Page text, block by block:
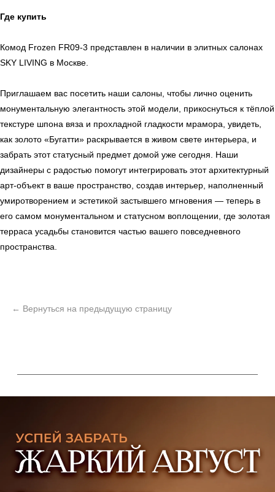
Где купить
Комод Frozen FR09-3 представлен в наличии в элитных салонах
SKY LIVING в Москве.
Приглашаем вас посетить наши салоны, чтобы лично оценить
монументальную элегантность этой модели, прикоснуться к тёплой
текстуре шпона вяза и прохладной гладкости мрамора, увидеть,
как золото «Бугатти» раскрывается в живом свете интерьера, и
забрать этот статусный предмет домой уже сегодня. Наши
дизайнеры с радостью помогут интегрировать этот архитектурный
арт-объект в ваше пространство, создав интерьер, наполненный
умиротворением и эстетикой застывшего мгновения — теперь в
его самом монументальном и статусном воплощении, где золотая
терраса усадьбы становится частью вашего повседневного
пространства.
Панели
Сантехника
Свет
Декор
Контакты
Монтаж
Оплата и доставка
БФ Возрождение
Блог
О нас
Мебель
Офисная мебель
Ковры
+7 (499) 916-60-66
Политика возврата товаров
Sales@skyliving.ru
Ежедневно, с 10:00 до 21:00